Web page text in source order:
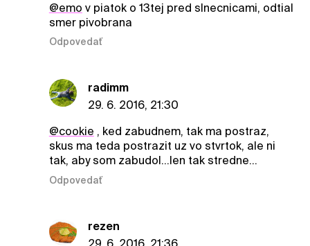
@emo v piatok o 13tej pred slnecnicami, odtial
smer pivobrana
Odpovedať
radimm
29. 6. 2016, 21:30
@cookie , ked zabudnem, tak ma postraz,
skus ma teda postrazit uz vo stvrtok, ale ni
tak, aby som zabudol...len tak stredne...
Odpovedať
rezen